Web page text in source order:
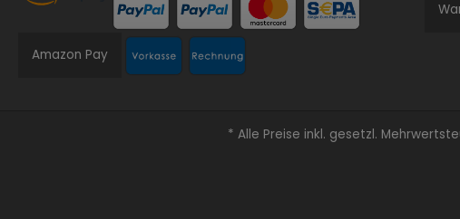
Amazon Pay
* Alle Preise inkl. gesetzl.